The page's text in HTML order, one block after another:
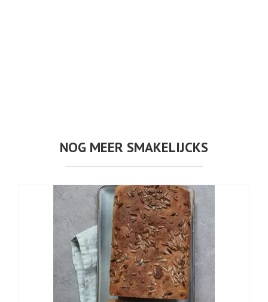
NOG MEER SMAKELIJCKS